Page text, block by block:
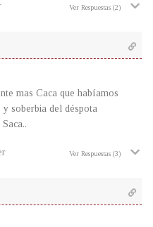
Ver Respuestas (2)
mas Caca que habíamos
soberbia del déspota
Ver Respuestas (3)